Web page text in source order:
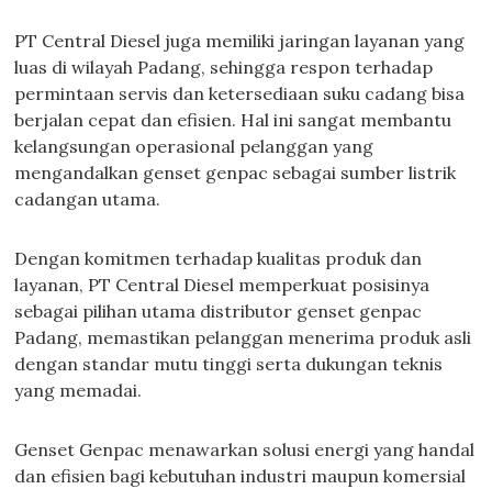
PT Central Diesel juga memiliki jaringan layanan yang
luas di wilayah Padang, sehingga respon terhadap
permintaan servis dan ketersediaan suku cadang bisa
berjalan cepat dan efisien. Hal ini sangat membantu
kelangsungan operasional pelanggan yang
mengandalkan genset genpac sebagai sumber listrik
cadangan utama.
Dengan komitmen terhadap kualitas produk dan
layanan, PT Central Diesel memperkuat posisinya
sebagai pilihan utama distributor genset genpac
Padang, memastikan pelanggan menerima produk asli
dengan standar mutu tinggi serta dukungan teknis
yang memadai.
Genset Genpac menawarkan solusi energi yang handal
dan efisien bagi kebutuhan industri maupun komersial